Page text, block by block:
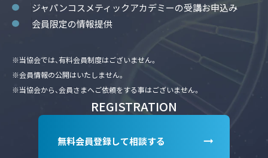
ジャパンコスメティックアカデミーの受講お申込み
会員限定の情報提供
※当協会では、有料会員制度はございません。
※会員情報の公開はいたしません。
※当協会から、会員さまへご依頼をする事はございません。
REGISTRATION
無料会員登録して相談する